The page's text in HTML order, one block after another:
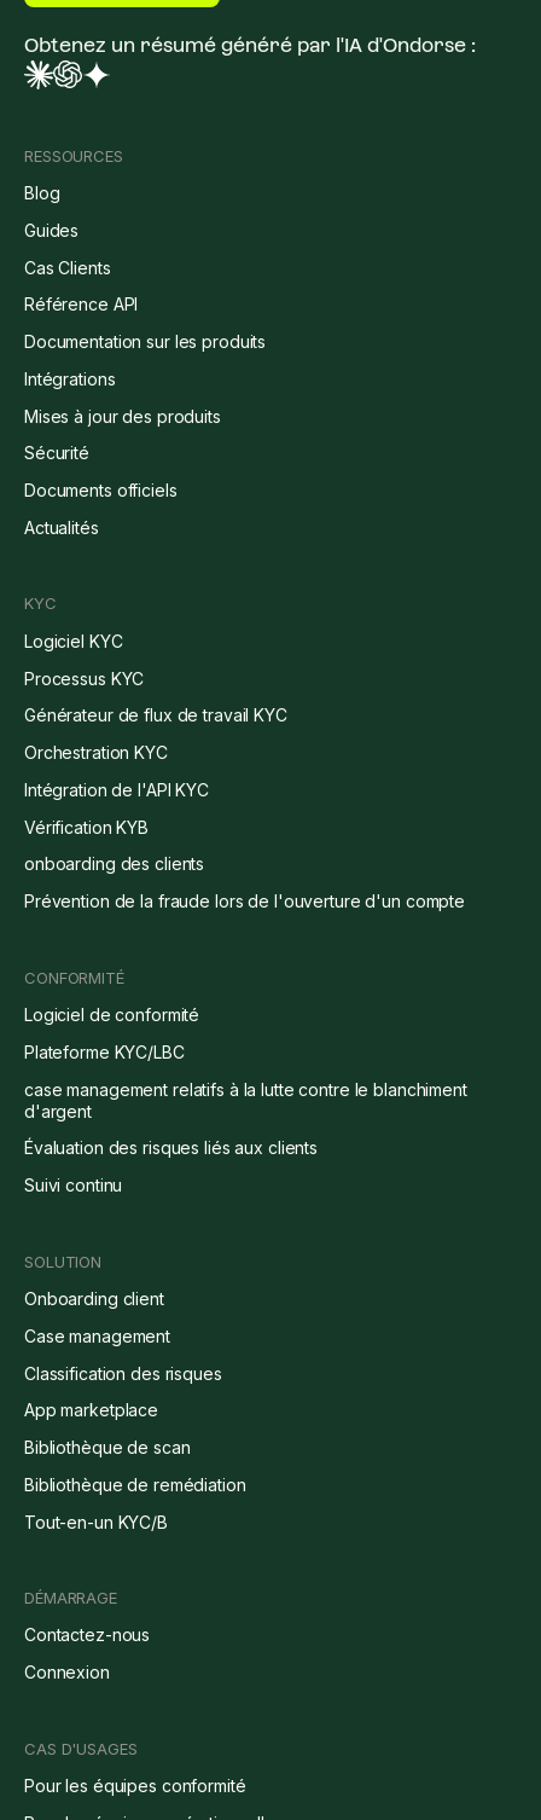
Obtenez un résumé généré par l'IA d'Ondorse :
RESSOURCES
Blog
Guides
Cas Clients
Référence API
Documentation sur les produits
Intégrations
Mises à jour des produits
Sécurité
Documents officiels
Actualités
KYC
Logiciel KYC
Processus KYC
Générateur de flux de travail KYC
Orchestration KYC
Intégration de l'API KYC
Vérification KYB
onboarding des clients
Prévention de la fraude lors de l'ouverture d'un compte
CONFORMITÉ
Logiciel de conformité
Plateforme KYC/LBC
case management relatifs à la lutte contre le blanchiment
d'argent
Évaluation des risques liés aux clients
Suivi continu
SOLUTION
Onboarding client
Case management
Classification des risques
App marketplace
Bibliothèque de scan
Bibliothèque de remédiation
Tout-en-un KYC/B
DÉMARRAGE
Contactez-nous
Connexion
CAS D'USAGES
Pour les équipes conformité